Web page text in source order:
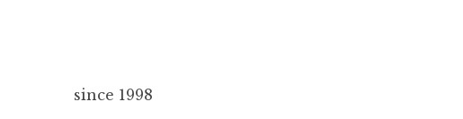
since 1998